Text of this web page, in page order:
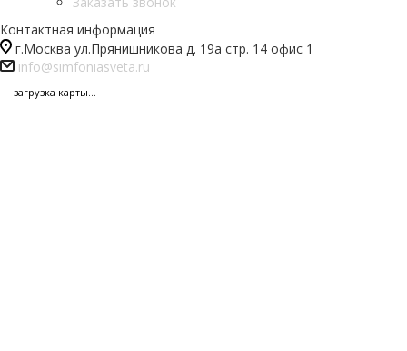
Контактная информация
г.Москва ул.Прянишникова д. 19а стр. 14 офис 1
info@simfoniasveta.ru
загрузка карты...